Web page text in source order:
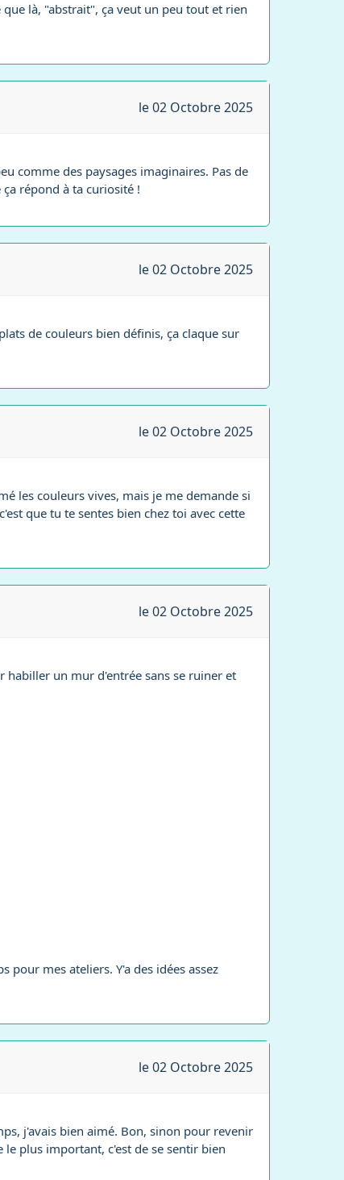
là, "abstrait", ça veut un peu tout et rien
le 02 Octobre 2025
comme des paysages imaginaires. Pas de
répond à ta curiosité !
le 02 Octobre 2025
de couleurs bien définis, ça claque sur
le 02 Octobre 2025
les couleurs vives, mais je me demande si
que tu te sentes bien chez toi avec cette
le 02 Octobre 2025
habiller un mur d'entrée sans se ruiner et
pour mes ateliers. Y'a des idées assez
le 02 Octobre 2025
j'avais bien aimé. Bon, sinon pour revenir
plus important, c'est de se sentir bien